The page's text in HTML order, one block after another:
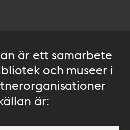
är ett samarbete
och museer i
är: